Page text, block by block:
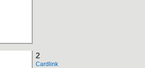
2
Cardlink